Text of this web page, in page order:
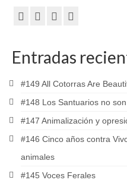
Entradas
#149 All Cotorras Are
#148 Los Santuarios no
#147 Animalización y
#146 Cinco años contra
animales
#145 Voces Ferales